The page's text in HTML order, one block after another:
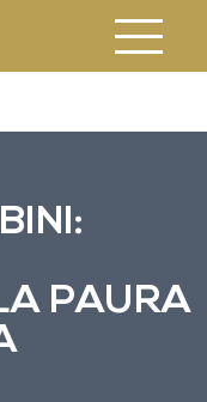
PAURA